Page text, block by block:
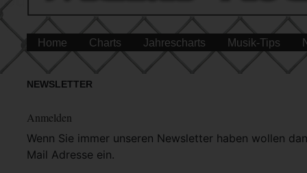
Home Charts Jahrescharts Musik-Tips
NEWSLETTER
Anmelden
Wenn Sie immer unseren Newsletter haben wollen
Mail Adresse ein.